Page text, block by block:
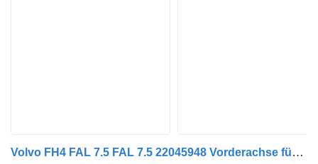
Volvo FH4 FAL 7.5 FAL 7.5 22045948 Vorderachse für Volvo FH4 LKW